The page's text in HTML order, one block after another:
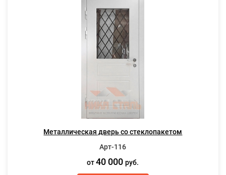
Металлическая дверь со стеклопакетом
Арт-116
от40 000руб.